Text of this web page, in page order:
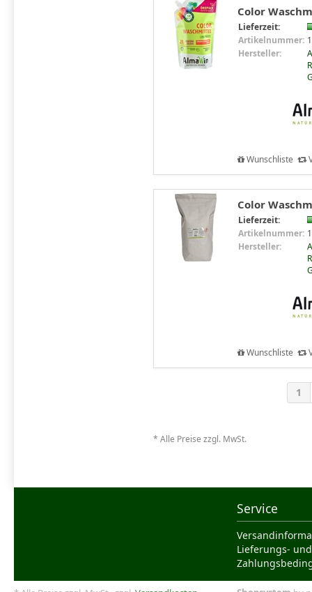
Color
Lieferzeit:
Artikelnummer:
Hersteller:
Wunschliste
Color
Lieferzeit:
Artikelnummer:
Hersteller:
Wunschliste
1
* Alle Preise zzgl. MwSt.
Service
Lieferungs- und